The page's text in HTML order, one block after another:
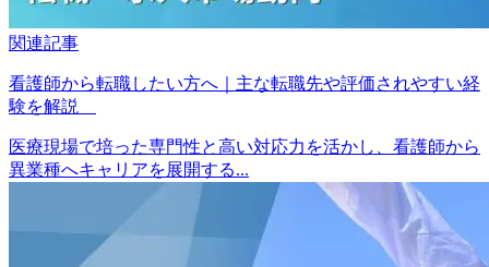
関連記事
看護師から転職したい方へ｜主な転職先や評価されやすい経
験を解説
医療現場で培った専門性と高い対応力を活かし、看護師から
異業種へキャリアを展開する...